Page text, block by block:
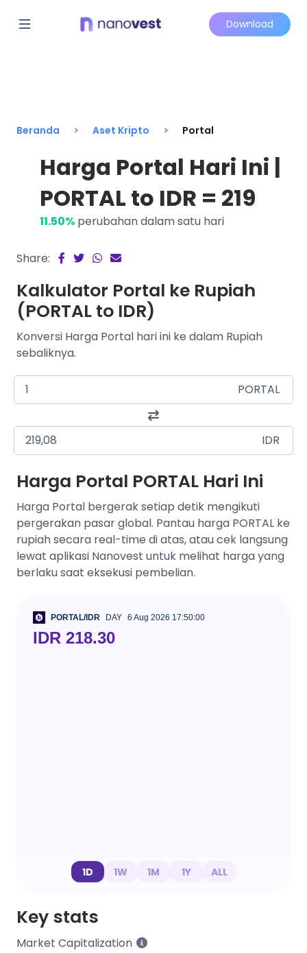
Download
Beranda Aset Kripto Portal
Harga Portal Hari Ini |
PORTAL to IDR = 219
11.50% perubahan dalam satu hari
Share:
Kalkulator Portal ke Rupiah
(PORTAL to IDR)
Konversi Harga Portal hari ini ke dalam Rupiah
sebaliknya.
PORTAL
IDR
Harga Portal PORTAL Hari Ini
Harga Portal bergerak setiap detik mengikuti
pergerakan pasar global. Pantau harga PORTAL ke
rupiah secara real-time di atas, atau cek langsung
lewat aplikasi Nanovest untuk melihat harga yang
berlaku saat eksekusi pembelian.
PORTAL/IDR DAY 6 Aug 2026 17:50:00
IDR 218.30
1D 1W 1M 1Y ALL
Key stats
Market Capitalization